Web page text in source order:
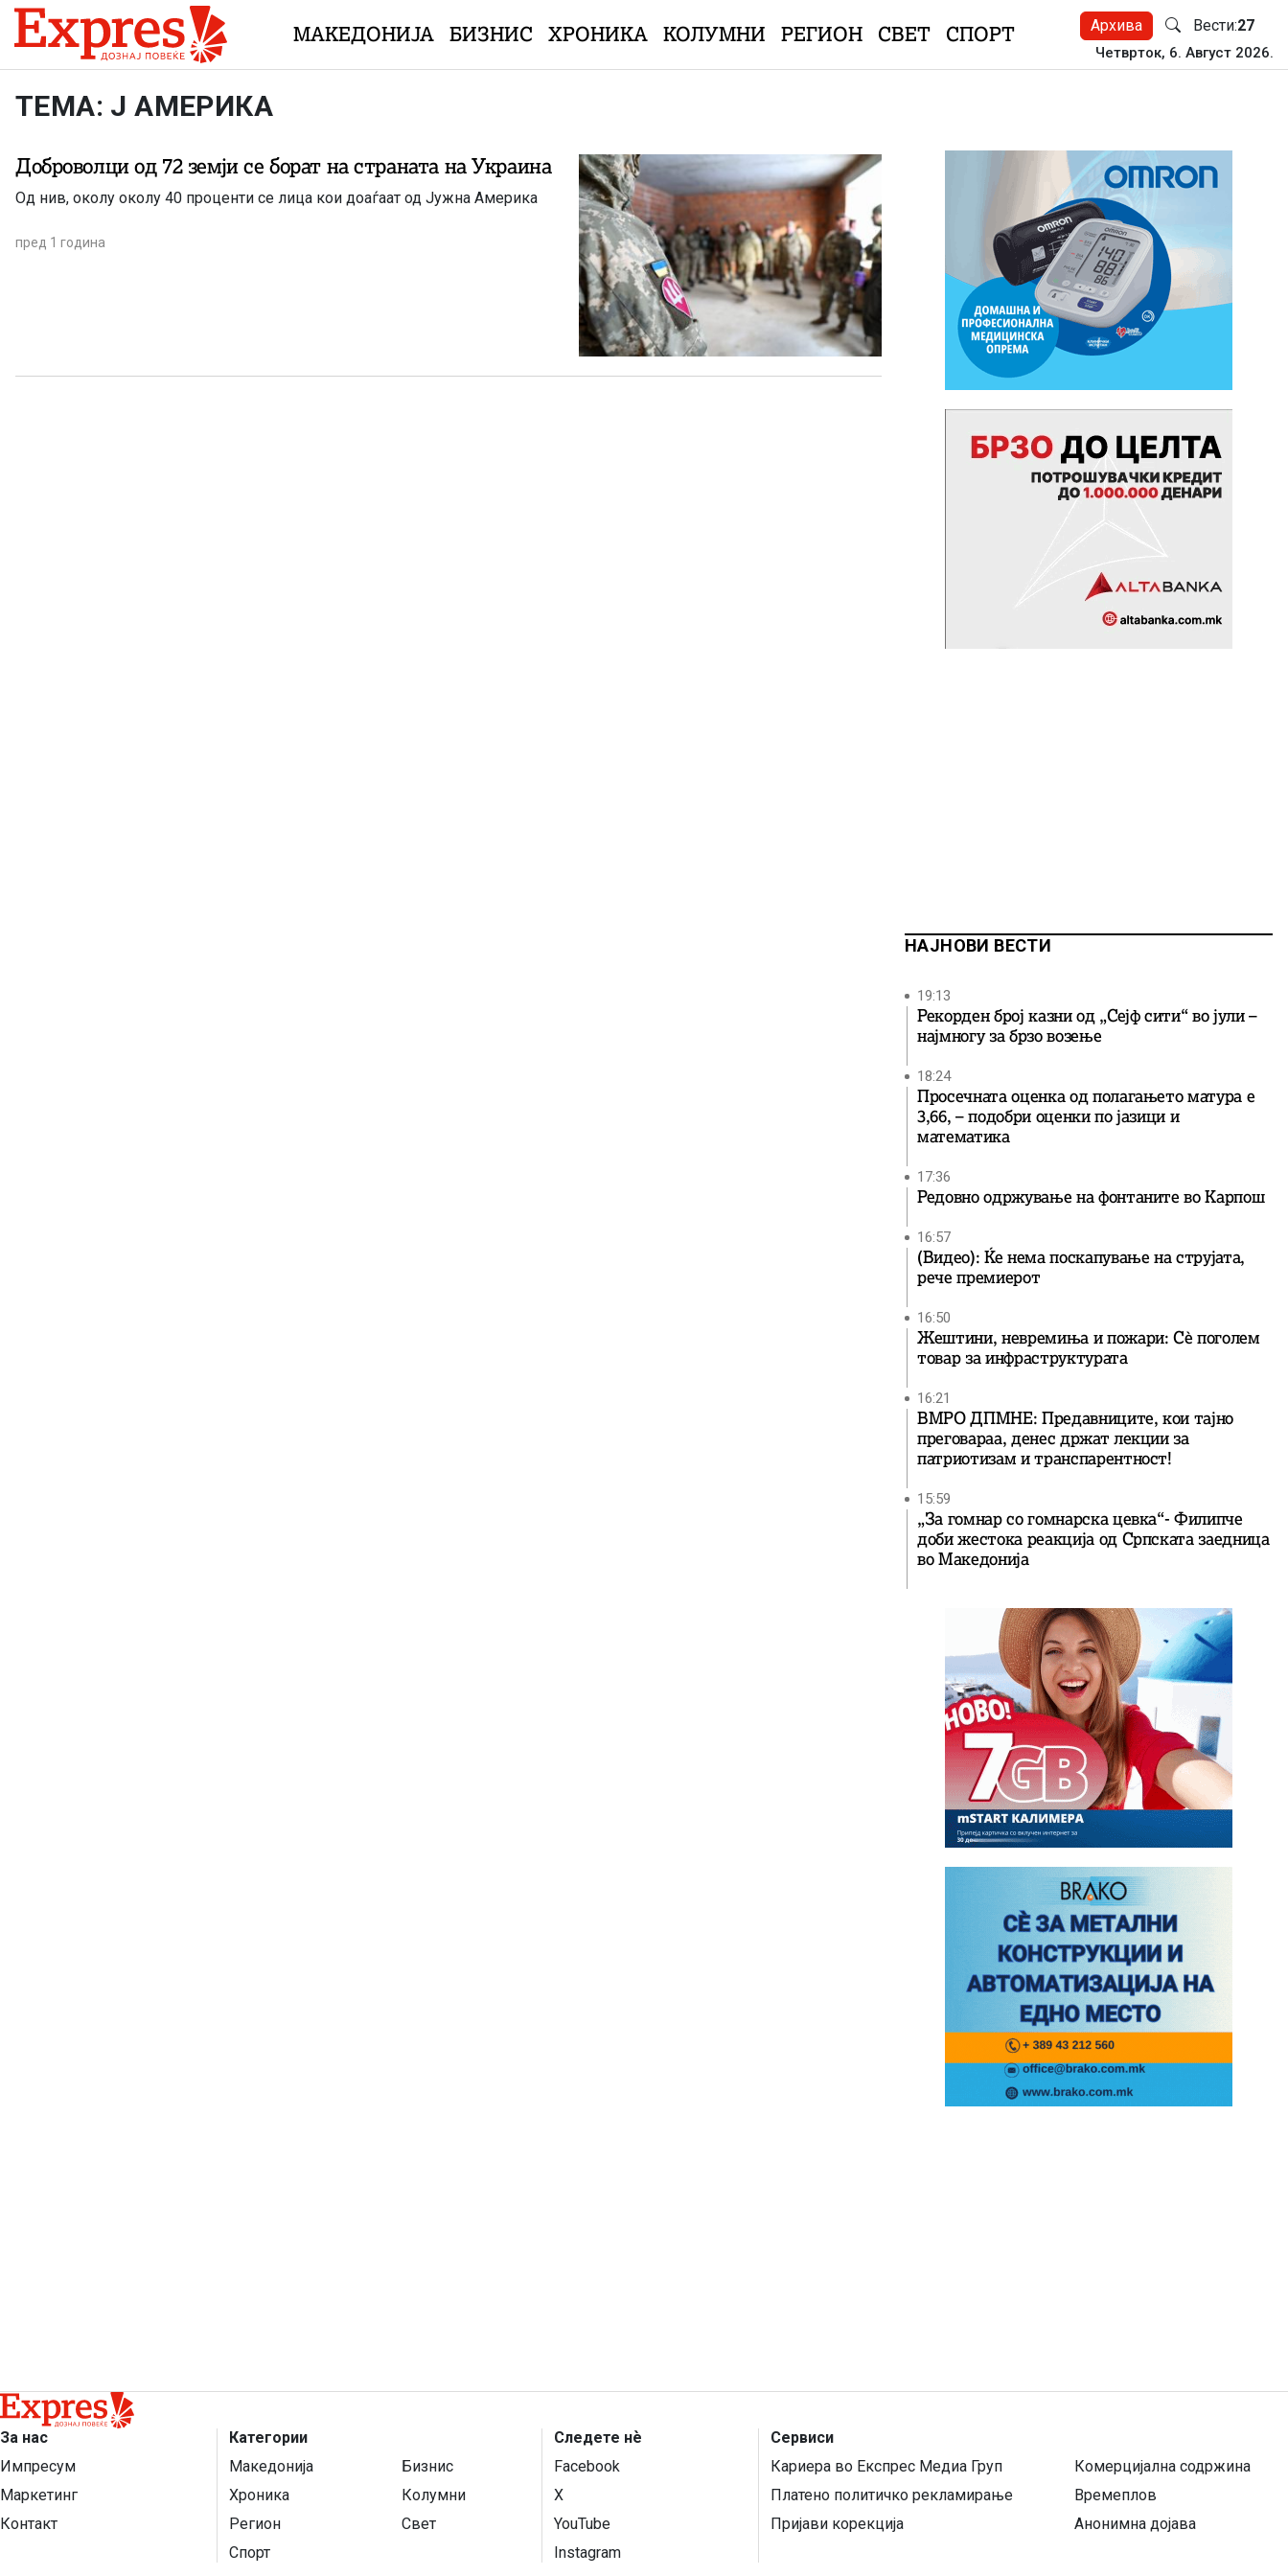
Skip to content
МАКЕДОНИЈА БИЗНИС ХРОНИКА КОЛУМНИ РЕГИОН СВЕТ СПОРТ Архива Вести:27
Четврток, 6. Август 2026.
ТЕМА: Ј АМЕРИКА
Доброволци од 72 земји се борат на страната на Украина
Од нив, околу околу 40 проценти се лица кои доаѓаат од Јужна Америка
пред 1 година
НАЈНОВИ ВЕСТИ
19:13
Рекорден број казни од „Сејф сити“ во јули –
најмногу за брзо возење
18:24
Просечната оценка од полагањето матура е
3,66, – подобри оценки по јазици и
математика
17:36
Редовно одржување на фонтаните во Карпош
16:57
(Видео): Ќе нема поскапување на струјата,
рече премиерот
16:50
Жештини, невремиња и пожари: Сè поголем
товар за инфраструктурата
16:21
ВМРО ДПМНЕ: Предавниците, кои тајно
преговараа, денес држат лекции за
патриотизам и транспарентност!
15:59
„За гомнар со гомнарска цевка“- Филипче
доби жестока реакција од Српската заедница
во Македонија
За нас
Импресум
Маркетинг
Контакт
Категории
Македонија
Бизнис
Хроника
Колумни
Регион
Свет
Спорт
Следете нѐ
Facebook
X
YouTube
Instagram
Сервиси
Кариера во Експрес Медиа Груп
Комерцијална содржина
Платено политичко рекламирање
Времеплов
Пријави корекција
Анонимна дојава